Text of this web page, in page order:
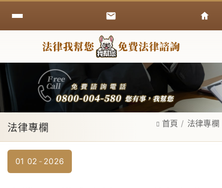
法律專欄 首頁 法律專欄
01 02 2026